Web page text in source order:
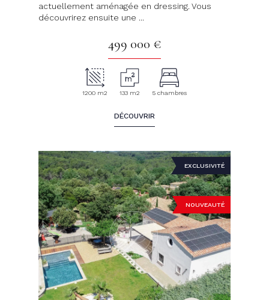
actuellement aménagée en dressing. Vous
découvrirez ensuite une ...
499 000 €
1200 m2 133 m2 5 chambres
DÉCOUVRIR
EXCLUSIVITÉ
NOUVEAUTÉ